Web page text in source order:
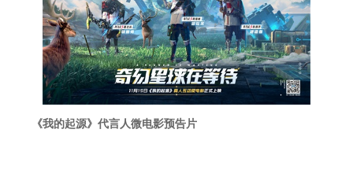
《我的起源》代言人微电影预告片